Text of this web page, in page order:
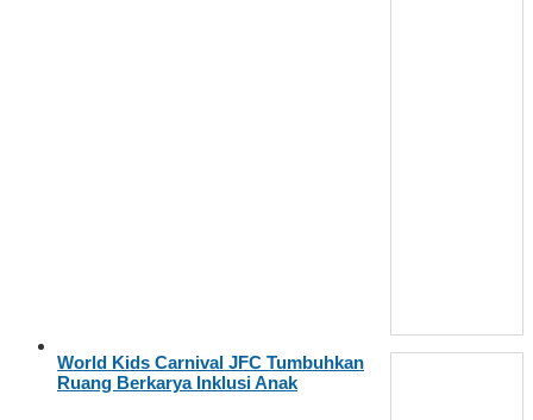
World Kids Carnival JFC Tumbuhkan
Ruang Berkarya Inklusi Anak